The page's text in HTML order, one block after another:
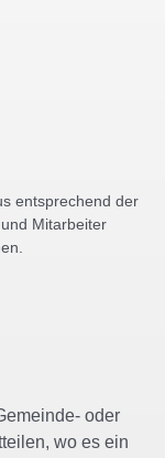
entsprechend der
Mitarbeiter
oder
wo es ein